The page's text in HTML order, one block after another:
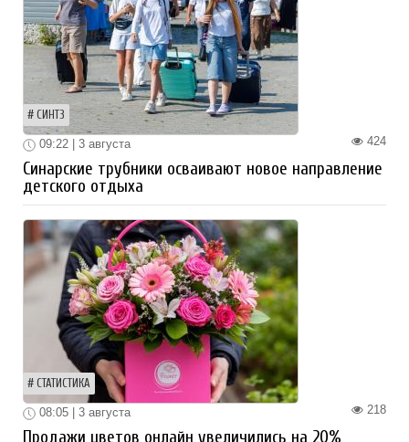
СИНТЗ
424
09:22 | 3 августа
Синарские трубники осваивают новое направление
детского отдыха
СТАТИСТИКА
218
08:05 | 3 августа
Продажи цветов онлайн увеличились на 20%